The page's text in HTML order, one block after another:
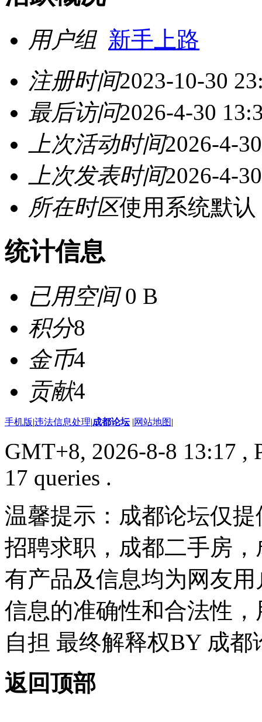
用户组 新手上路
注册时间2023-10-30
最后访问2026-4-30
上次活动时间2026-4-
上次发表时间2026-4-
所在时区使用系统默认
统计信息
已用空间0 B
积分8
金币4
贡献4
手机版|违法信息处理|成都论坛 |网站地图|
GMT+8, 2026-8-8 13:17 ,
17 queries .
温馨提示：成都论坛仅
招聘求职，成都二手房
有产品及信息均为网友
信息的准确性和合法性
自担 最终解释权BY 成都
返回顶部